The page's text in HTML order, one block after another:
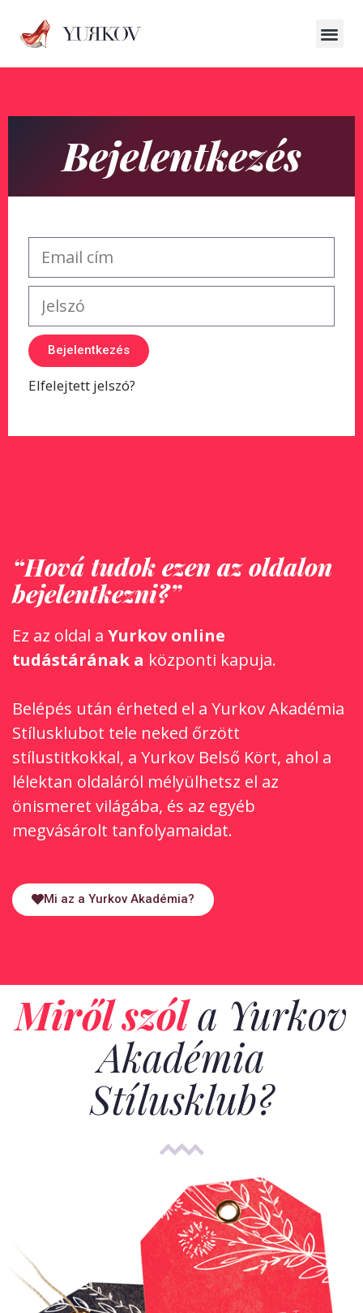
Bejelentkezés
Bejelentkezés
Elfelejtett jelszó?
“Hová tudok ezen az oldalon
bejelentkezni?”
Ez az oldal a Yurkov online
tudástárának a központi kapuja.
Belépés után érheted el a Yurkov Akadémia
Stílusklubot tele neked őrzött
stílustitkokkal, a Yurkov Belső Kört, ahol a
lélektan oldaláról mélyülhetsz el az
önismeret világába, és az egyéb
megvásárolt tanfolyamaidat.
Mi az a Yurkov Akadémia?
Miről szóla Yurkov
Akadémia
Stílusklub?